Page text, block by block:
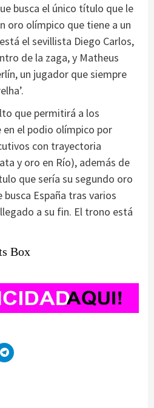
busca el único título que le
oro olímpico que tiene a un
el sevillista Diego Carlos,
de la zaga, y Matheus
un jugador que siempre
que permitirá a los
el podio olímpico por
con trayectoria
y oro en Río), además de
que sería su segundo oro
España tras varios
a su fin. El trono está
Box